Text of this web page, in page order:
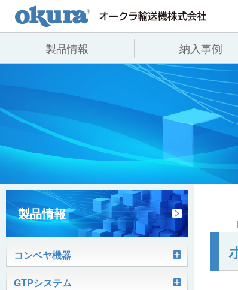
製品情報
製品情報
コンベヤ機器
コンベヤ機器を探す
用途から探す
ヒント集
納入事例
納入事例
全業種
飲料
会社情報
代表あいさつ
事業所一覧
沿革
製品情報
コンベヤ機器
軽搬送コンベヤ
GTPシステム